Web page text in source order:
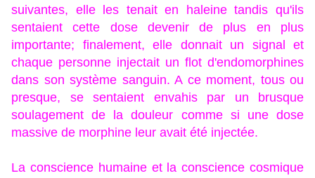
suivantes, elle les tenait en haleine tandis qu'ils
sentaient cette dose devenir de plus en plus
importante; finalement, elle donnait un signal et
chaque personne injectait un flot d'endomorphines
dans son système sanguin. A ce moment, tous ou
presque, se sentaient envahis par un brusque
soulagement de la douleur comme si une dose
massive de morphine leur avait été injectée.
La conscience humaine et la conscience cosmique